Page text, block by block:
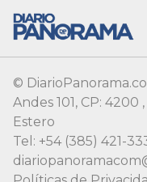
©
Andes 101, CP: 4200
Estero
Tel: +54 (385) 421-